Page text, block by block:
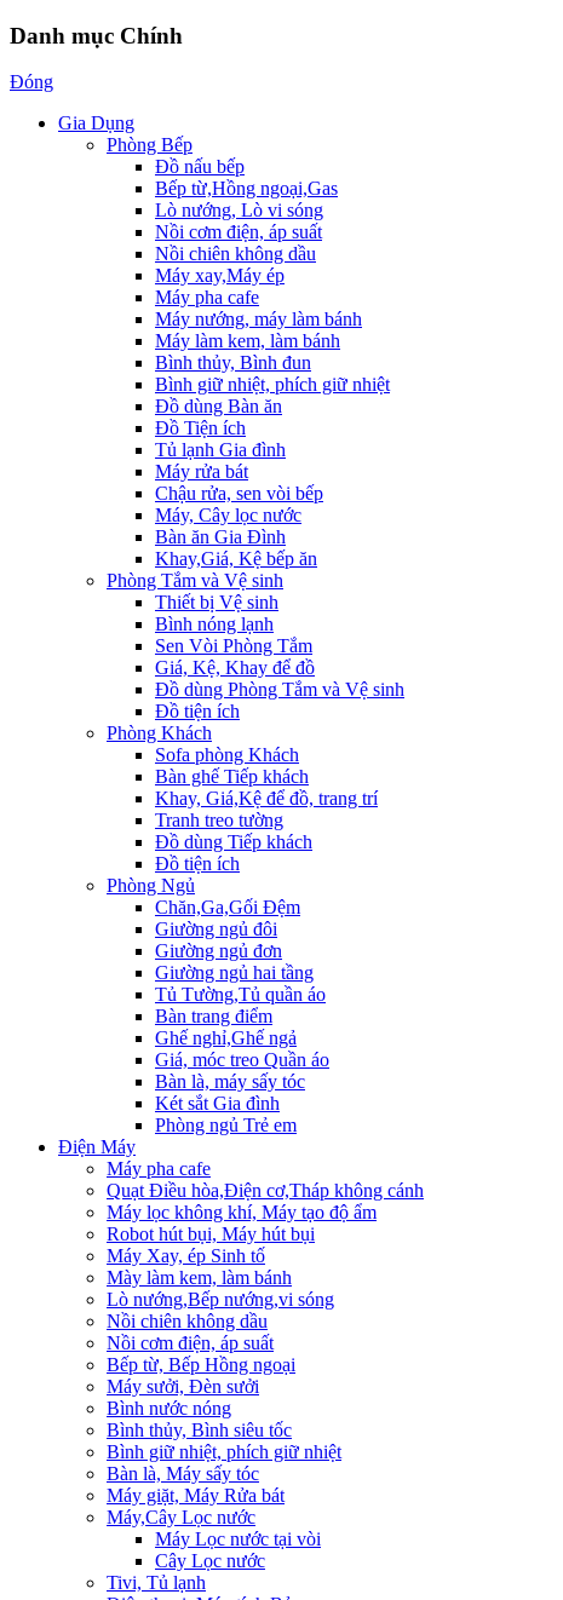
Danh mục Chính
Đóng
Gia Dụng
Phòng Bếp
Đồ nấu bếp
Bếp từ,Hồng ngoại,Gas
Lò nướng, Lò vi sóng
Nồi cơm điện, áp suất
Nồi chiên không dầu
Máy xay,Máy ép
Máy pha cafe
Máy nướng, máy làm bánh
Máy làm kem, làm bánh
Bình thủy, Bình đun
Bình giữ nhiệt, phích giữ nhiệt
Đồ dùng Bàn ăn
Đồ Tiện ích
Tủ lạnh Gia đình
Máy rửa bát
Chậu rửa, sen vòi bếp
Máy, Cây lọc nước
Bàn ăn Gia Đình
Khay,Giá, Kệ bếp ăn
Phòng Tắm và Vệ sinh
Thiết bị Vệ sinh
Bình nóng lạnh
Sen Vòi Phòng Tắm
Giá, Kệ, Khay để đồ
Đồ dùng Phòng Tắm và Vệ sinh
Đồ tiện ích
Phòng Khách
Sofa phòng Khách
Bàn ghế Tiếp khách
Khay, Giá,Kệ để đồ, trang trí
Tranh treo tường
Đồ dùng Tiếp khách
Đồ tiện ích
Phòng Ngủ
Chăn,Ga,Gối Đệm
Giường ngủ đôi
Giường ngủ đơn
Giường ngủ hai tầng
Tủ Tường,Tủ quần áo
Bàn trang điểm
Ghế nghỉ,Ghế ngả
Giá, móc treo Quần áo
Bàn là, máy sấy tóc
Két sắt Gia đình
Phòng ngủ Trẻ em
Điện Máy
Máy pha cafe
Quạt Điều hòa,Điện cơ,Tháp không cánh
Máy lọc không khí, Máy tạo độ ẩm
Robot hút bụi, Máy hút bụi
Máy Xay, ép Sinh tố
Mày làm kem, làm bánh
Lò nướng,Bếp nướng,vi sóng
Nồi chiên không dầu
Nồi cơm điện, áp suất
Bếp từ, Bếp Hồng ngoại
Máy sưởi, Đèn sưởi
Bình nước nóng
Bình thủy, Bình siêu tốc
Bình giữ nhiệt, phích giữ nhiệt
Bàn là, Máy sấy tóc
Máy giặt, Máy Rửa bát
Máy,Cây Lọc nước
Máy Lọc nước tại vòi
Cây Lọc nước
Tivi, Tủ lạnh